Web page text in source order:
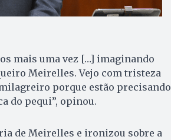
mais uma vez […] imaginando
Meirelles. Vejo com tristeza
porque estão precisando
do pequi”, opinou.
de Meirelles e ironizou sobre a